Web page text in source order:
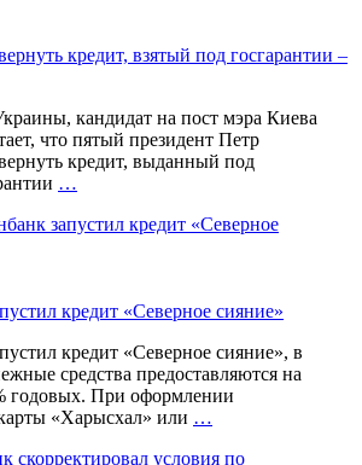
кредит, взятый под госгарантии –
кандидат на пост мэра Киева
что пятый президент Петр
кредит, выданный под
…
кредит «Северное сияние»
кредит «Северное сияние», в
средства предоставляются на
годовых. При оформлении
«Харысхал» или …